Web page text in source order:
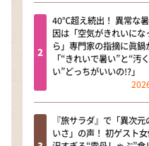
40℃超え続出！ 異常な
因は「空気がきれいにな
ら」専門家の指摘に眞鍋
「“きれいで暑い”と“汚
い”どっちがいいの!?」
『旅サラダ』で「異次元
いさ」の声！ 初ゲスト